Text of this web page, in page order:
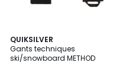
QUIKSILVER
Gants techniques
ski/snowboard METHOD
4
Couleurs